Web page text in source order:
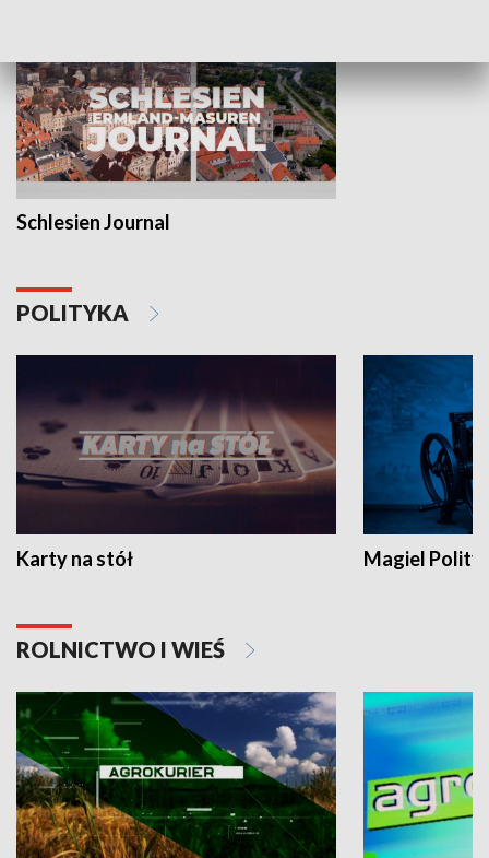
Schlesien Journal
POLITYKA
Karty na stół Magiel
ROLNICTWO I WIEŚ